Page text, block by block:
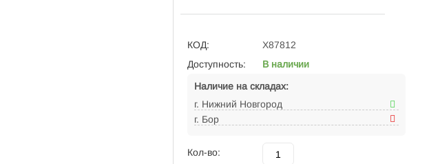
КОД:
X87812
Доступность:
В наличии
Наличие на складах:
г. Нижний Новгород
г. Бор
Кол-во: